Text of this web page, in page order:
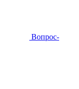
Вопрос-